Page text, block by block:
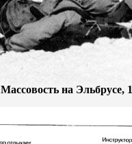
Массовость на Эльбрусе,